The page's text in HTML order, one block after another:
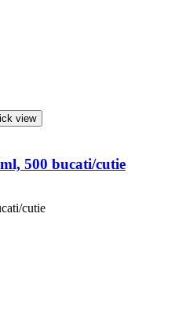
view
500 bucati/cutie